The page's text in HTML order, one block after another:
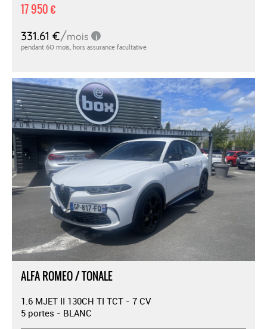
17 950 €
ALFA ROMEO / TONALE
1.6 MJET II 130CH TI TCT - 7 CV
5 portes - BLANC